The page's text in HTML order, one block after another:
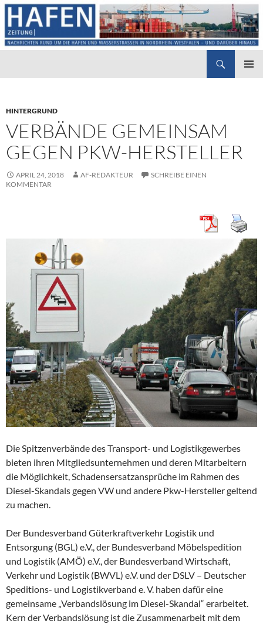
HINTERGRUND
VERBÄNDE GEMEINSAM
GEGEN PKW-HERSTELLER
APRIL 24, 2018 AF-REDAKTEUR
SCHREIBE EINEN
KOMMENTAR
Die Spitzenverbände des Transport- und Logistikgewerbes
bieten ihren Mitgliedsunternehmen und deren Mitarbeitern
die Möglichkeit, Schadensersatzansprüche im Rahmen des
Diesel-Skandals gegen VW und andere Pkw-Hersteller geltend
zu machen.
Der Bundesverband Güterkraftverkehr Logistik und
Entsorgung (BGL) e.V., der Bundesverband Möbelspedition
und Logistik (AMÖ) e.V., der Bundesverband Wirtschaft,
Verkehr und Logistik (BWVL) e.V. und der DSLV – Deutscher
Speditions- und Logistikverband e. V. haben dafür eine
gemeinsame „Verbandslösung im Diesel-Skandal“ erarbeitet.
Kern der Verbandslösung ist die Zusammenarbeit mit dem